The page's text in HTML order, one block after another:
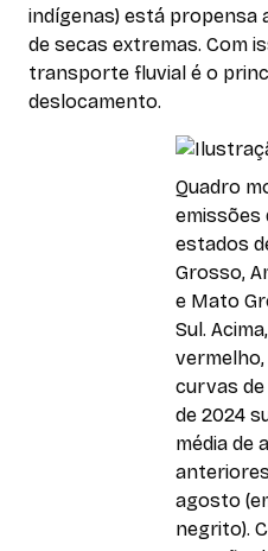
indígenas) está propensa
de secas extremas. Com
transporte fluvial é o
deslocamento.
Quadro
emissões
estados
Grosso,
e Mato
Sul.
vermelho,
curvas
de 2024
média de
agosto
negrito).